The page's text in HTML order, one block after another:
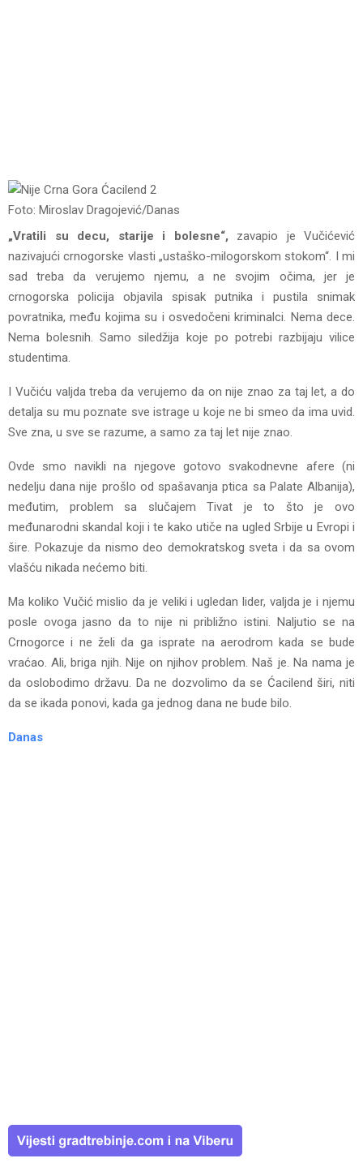
Foto: Miroslav Dragojević/Danas
„Vratili su decu, starije i bolesne“, zavapio je Vučićević
nazivajući crnogorske vlasti „ustaško-milogorskom stokom“. I mi
sad treba da verujemo njemu, a ne svojim očima, jer je
crnogorska policija objavila spisak putnika i pustila snimak
povratnika, među kojima su i osvedočeni kriminalci. Nema dece.
Nema bolesnih. Samo siledžija koje po potrebi razbijaju vilice
studentima.
I Vučiću valjda treba da verujemo da on nije znao za taj let, a do
detalja su mu poznate sve istrage u koje ne bi smeo da ima uvid.
Sve zna, u sve se razume, a samo za taj let nije znao.
Ovde smo navikli na njegove gotovo svakodnevne afere (ni
nedelju dana nije prošlo od spašavanja ptica sa Palate Albanija),
međutim, problem sa slučajem Tivat je to što je ovo
međunarodni skandal koji i te kako utiče na ugled Srbije u Evropi i
šire. Pokazuje da nismo deo demokratskog sveta i da sa ovom
vlašću nikada nećemo biti.
Ma koliko Vučić mislio da je veliki i ugledan lider, valjda je i njemu
posle ovoga jasno da to nije ni približno istini. Naljutio se na
Crnogorce i ne želi da ga isprate na aerodrom kada se bude
vraćao. Ali, briga njih. Nije on njihov problem. Naš je. Na nama je
da oslobodimo državu. Da ne dozvolimo da se Ćacilend širi, niti
da se ikada ponovi, kada ga jednog dana ne bude bilo.
Danas